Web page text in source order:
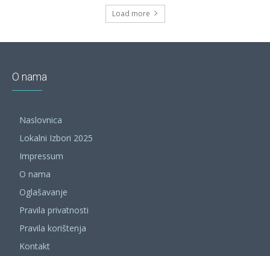
Load more
O nama
Naslovnica
Lokalni Izbori 2025
Impressum
O nama
Oglašavanje
Pravila privatnosti
Pravila korištenja
Kontakt